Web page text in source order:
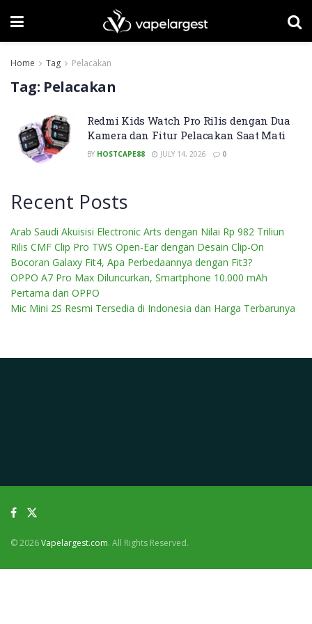
Home Tag Pelacakan
Tag: Pelacakan
Redmi Kids Watch Pro Rilis dengan Dua
Kamera dan Fitur Pelacakan Saat Mati
BY HOSTCAPE88 JULY 14, 2026 0
Recent Posts
Arab Saudi Akuisisi Electronic Arts dengan Nilai Rp 982 Triliun
Rilis CMF Clip Pro TWS Open-Ear dengan Desain Clip-On
Bocoran Galaxy Fit4, Apa Perbedaannya dengan Fit3?
OPPO A7 Pro Max Diluncurkan, Smartphone 10.000 mAh
Pertama dari OPPO
Mic Mini 2S Resmi Tersedia di Indonesia dan Harga Terbarunya
© 2026Vapelargest.com. All Rights Reserved.